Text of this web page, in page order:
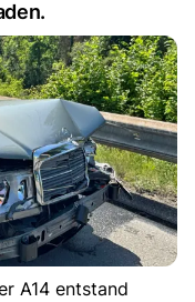
A14 entstand